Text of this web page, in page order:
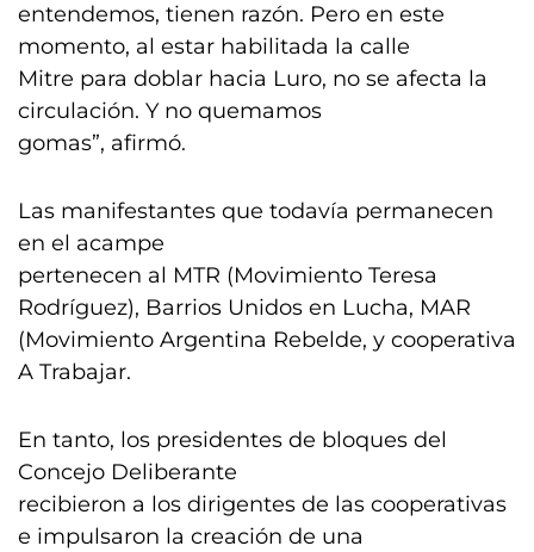
entendemos, tienen razón. Pero en este
momento, al estar habilitada la calle
Mitre para doblar hacia Luro, no se afecta la
circulación. Y no quemamos
gomas”, afirmó.
Las manifestantes que todavía permanecen
en el acampe
pertenecen al MTR (Movimiento Teresa
Rodríguez), Barrios Unidos en Lucha, MAR
(Movimiento Argentina Rebelde, y cooperativa
A Trabajar.
En tanto, los presidentes de bloques del
Concejo Deliberante
recibieron a los dirigentes de las cooperativas
e impulsaron la creación de una